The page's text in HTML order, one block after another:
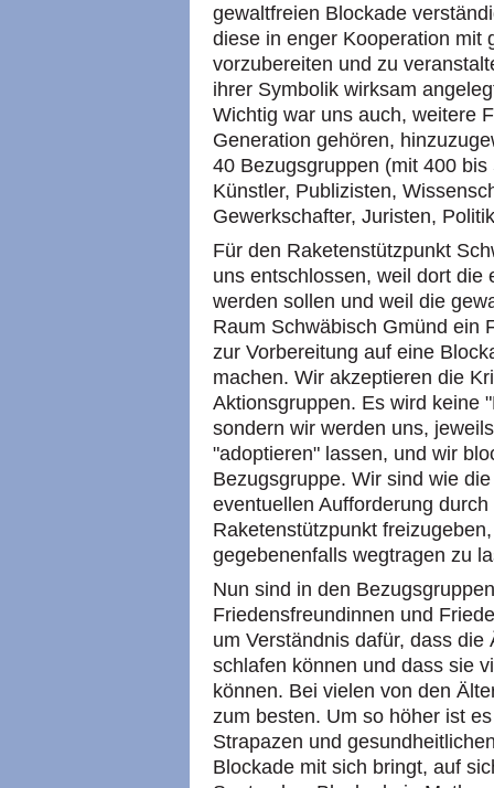
gewaltfreien Blockade
diese in enger Kooperation mit
vorzubereiten und zu
ihrer Symbolik wirksam
Wichtig war uns auch, weitere
Generation gehören,
40 Bezugsgruppen (mit 400
Künstler, Publizisten,
Gewerkschafter, Juristen,
Für den Raketenstützpunkt
uns entschlossen, weil dort die
werden sollen und weil die
Raum Schwäbisch Gmünd ein
zur Vorbereitung auf eine
machen. Wir akzeptieren die
Aktionsgruppen. Es wird keine
sondern wir werden uns,
"adoptieren" lassen, und wir
Bezugsgruppe. Wir sind wie
eventuellen Aufforderung
Raketenstützpunkt
gegebenenfalls wegtragen zu
Nun sind in den
Friedensfreundinnen und
um Verständnis dafür, dass
schlafen können und dass sie
können. Bei vielen von den
zum besten. Um so höher ist
Strapazen und
Blockade mit sich bringt, auf